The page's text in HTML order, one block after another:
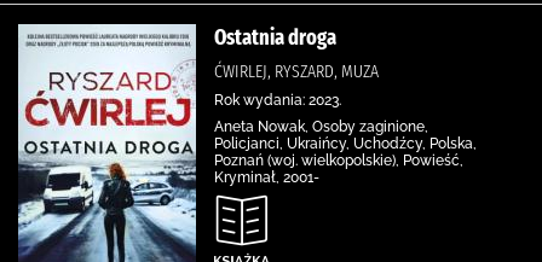
Ostatnia droga
ĆWIRLEJ, RYSZARD, MUZA
Rok wydania: 2023.
Aneta Nowak, Osoby zaginione,
Policjanci, Ukraińcy, Uchodźcy, Polska,
Poznań (woj. wielkopolskie), Powieść,
Kryminał, 2001-